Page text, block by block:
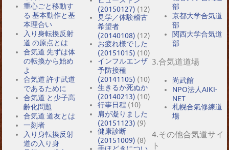
重心ごと移動す
る 基本動作と基
本理合い
入り身転換反射
道 の原点とは
合気道 先ずは体
の転換から始め
よ
合気道 許す武道
であるために
合気道 と少子高
齢化問題
合気道 道友とは
一刻者
入り身転換反射
道の入り身
(20150127) (12)
見学／体験稽古
希望者
(20140108) (12)
お疲れ様でした
(20151015) (10)
インフルエンザ
予防接種
(20141105) (10)
生きるか死ぬか
(20140213) (10)
行事日程 (10)
肩が凝りました
(20151123) (9)
健康診断
(20151009) (8)
部
京都大学合気道
部
関西大学合気道
部
3.合気道道場
尚武館
NPO法人AIKI-
NET
札幌合氣修練道
場
4.その他合気道サイ
ト